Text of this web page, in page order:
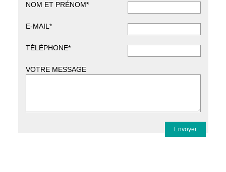
NOM ET PRÉNOM*
E-MAIL*
TÉLÉPHONE*
VOTRE MESSAGE